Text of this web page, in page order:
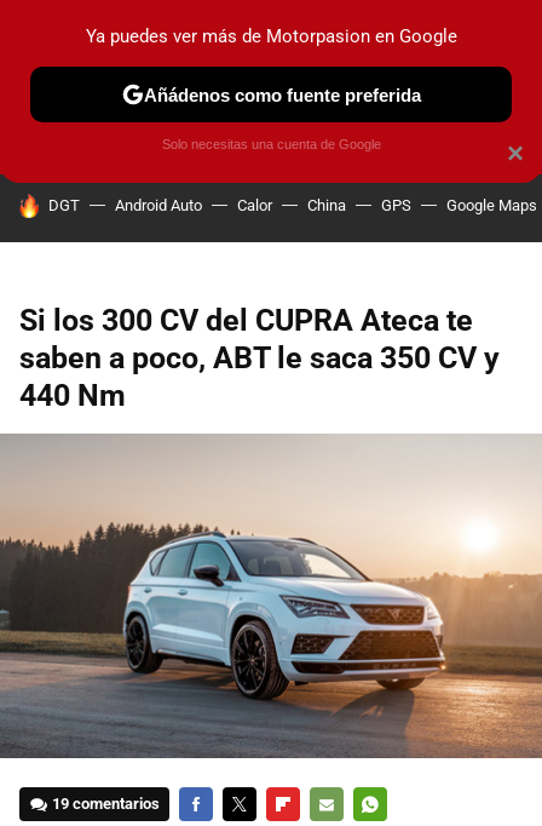
PRUEBAS COCHES ELÉCTRICOS OBSERVATORIO
HOY SE HABLA DE
DGT Android Auto Calor China GPS Google Maps
Si los 300 CV del CUPRA Ateca te
saben a poco, ABT le saca 350 CV y
440 Nm
19 comentarios
×
Ya puedes ver más de Motorpasion en Google
Añádenos como fuente preferida
Solo necesitas una cuenta de Google